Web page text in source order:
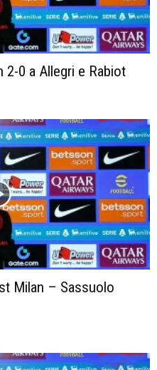
0 a Allegri e Rabiot
Milan – Sassuolo